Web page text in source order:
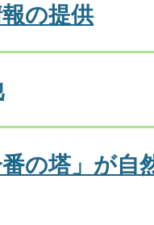
の提供
番の塔」が